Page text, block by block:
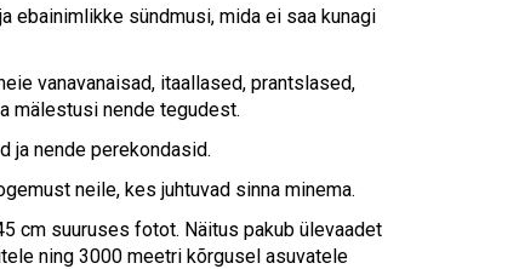
ebainimlikke sündmusi, mida ei saa kunagi
vanavanaisad, itaallased, prantslased,
mälestusi nende tegudest.
ja nende perekondasid.
neile, kes juhtuvad sinna minema.
cm suuruses fotot. Näitus pakub ülevaadet
ning 3000 meetri kõrgusel asuvatele